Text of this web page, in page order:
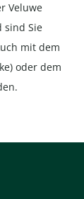
Veluwe
sind Sie
mit dem
oder dem